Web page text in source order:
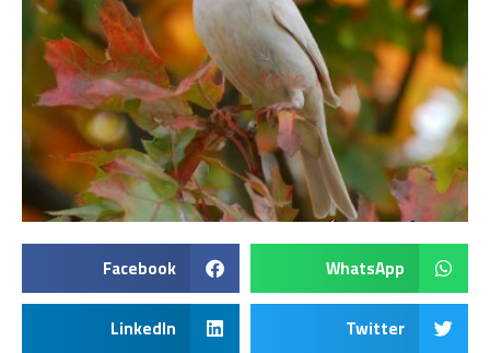
WhatsApp
Facebook
Twitter
LinkedIn